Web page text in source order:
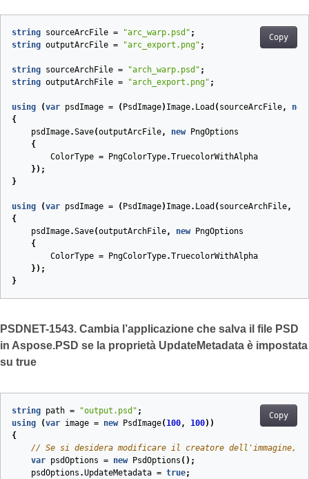
Copy
string sourceArcFile = "arc_warp.psd" ;
string outputArcFile = "arc_export.png" ;
string sourceArchFile = "arch_warp.psd" ;
string outputArchFile = "arch_export.png" ;
using (var psdImage = ( PsdImage) Image. Load ( sourceArcFile,
new
{
psdImage.Save(outputArcFile, new
PngOptions
{
ColorType = PngColorType.TruecolorWithAlpha
});
}
using (var psdImage = ( PsdImage) Image. Load ( sourceArchFile,
{
psdImage.Save(outputArchFile, new
PngOptions
{
ColorType = PngColorType.TruecolorWithAlpha
});
}
PSDNET-1543. Cambia l’applicazione che salva il file PSD
in Aspose.PSD se la proprietà UpdateMetadata è impostata
su true
Copy
string path = "output.psd" ;
using
(var image = new PsdImage( 100, 100))
{
// Se si desidera modificare il creatore dell'immagine,
var psdOptions = new PsdOptions ();
psdOptions .UpdateMetadata = true;